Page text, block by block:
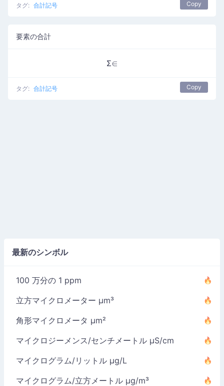
タグ: 合計記号 Copy
要素の合計
Σ∈
タグ: 合計記号 Copy
最新のシンボル
100 万分の 1 ppm
立方マイクロメーター µm³
角形マイクロメータ µm²
マイクロジーメンス/センチメートル µS/cm
マイクログラム/リットル µg/L
マイクログラム/立方メートル µg/m³